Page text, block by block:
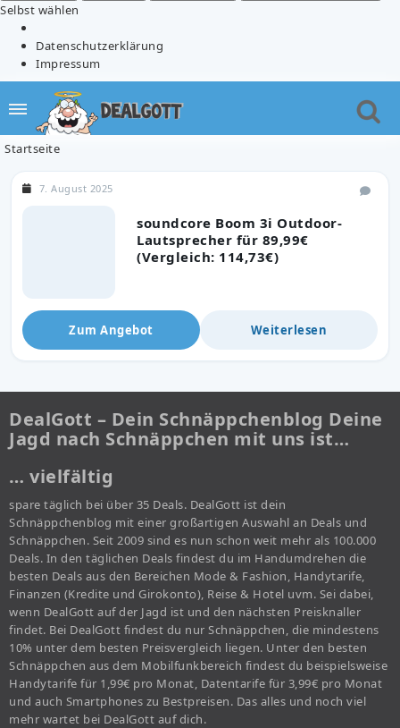
Selbst wählen
Datenschutzerklärung
Impressum
Startseite
soundcore Boom 3i Outdoor-
Lautsprecher für 89,99€
(Vergleich: 114,73€)
7. August 2025
Zum Angebot Weiterlesen
DealGott – Dein Schnäppchenblog Deine
Jagd nach Schnäppchen mit uns ist…
… vielfältig
spare täglich bei über 35 Deals. DealGott ist dein
Schnäppchenblog mit einer großartigen Auswahl an Deals und
Schnäppchen. Seit 2009 sind es nun schon weit mehr als 100.000
Deals. In den täglichen Deals findest du im Handumdrehen die
besten Deals aus den Bereichen Mode & Fashion, Handytarife,
Finanzen (Kredite und Girokonto), Reise & Hotel uvm. Sei dabei,
wenn DealGott auf der Jagd ist und den nächsten Preisknaller
findet. Bei DealGott findest du nur Schnäppchen, die mindestens
10% unter dem besten Preisvergleich liegen. Unter den besten
Schnäppchen aus dem Mobilfunkbereich findest du beispielsweise
Handytarife für 1,99€ pro Monat, Datentarife für 3,99€ pro Monat
und auch Smartphones zu Bestpreisen. Das alles und noch viel
mehr wartet bei DealGott auf dich.